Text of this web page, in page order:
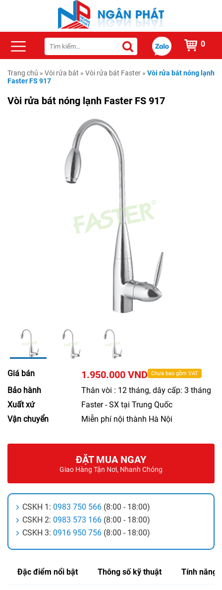
0
Trang chủ » Vòi rửa bát » Vòi rửa bát Faster » Vòi rửa bát nóng lạnh
Faster FS 917
Vòi rửa bát nóng lạnh Faster FS 917
Giá bán 1.950.000 VND Chưa bao gồm VAT
Bảo hành
Thân vòi : 12 tháng, dây cấp: 3 tháng
Xuất xứ
Faster - SX tại Trung Quốc
Vận chuyển
Miễn phí nội thành Hà Nội
ĐẶT MUA NGAY
Giao Hàng Tận Nơi, Nhanh Chóng
CSKH 1: 0983 750 566 (8:00 - 18:00)
CSKH 2: 0983 573 166 (8:00 - 18:00)
CSKH 3: 0916 950 756 (8:00 - 18:00)
Đặc điểm nổi bật Thông số kỹ thuật Tính năng